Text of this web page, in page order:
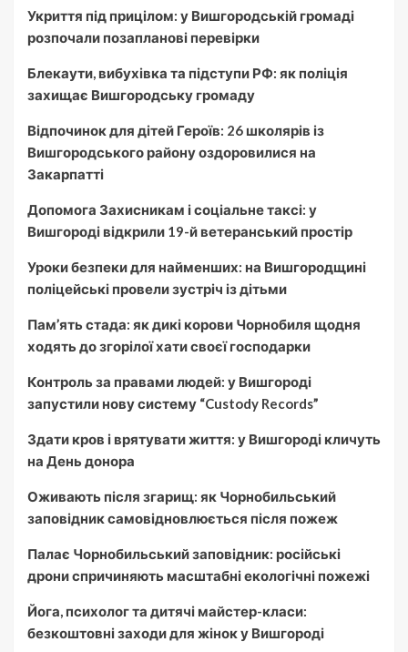
Укриття під прицілом: у Вишгородській громаді
розпочали позапланові перевірки
Блекаути, вибухівка та підступи РФ: як поліція
захищає Вишгородську громаду
Відпочинок для дітей Героїв: 26 школярів із
Вишгородського району оздоровилися на
Закарпатті
Допомога Захисникам і соціальне таксі: у
Вишгороді відкрили 19-й ветеранський простір
Уроки безпеки для найменших: на Вишгородщині
поліцейські провели зустріч із дітьми
Пам’ять стада: як дикі корови Чорнобиля щодня
ходять до згорілої хати своєї господарки
Контроль за правами людей: у Вишгороді
запустили нову систему “Custody Records”
Здати кров і врятувати життя: у Вишгороді кличуть
на День донора
Оживають після згарищ: як Чорнобильський
заповідник самовідновлюється після пожеж
Палає Чорнобильський заповідник: російські
дрони спричиняють масштабні екологічні пожежі
Йога, психолог та дитячі майстер-класи:
безкоштовні заходи для жінок у Вишгороді